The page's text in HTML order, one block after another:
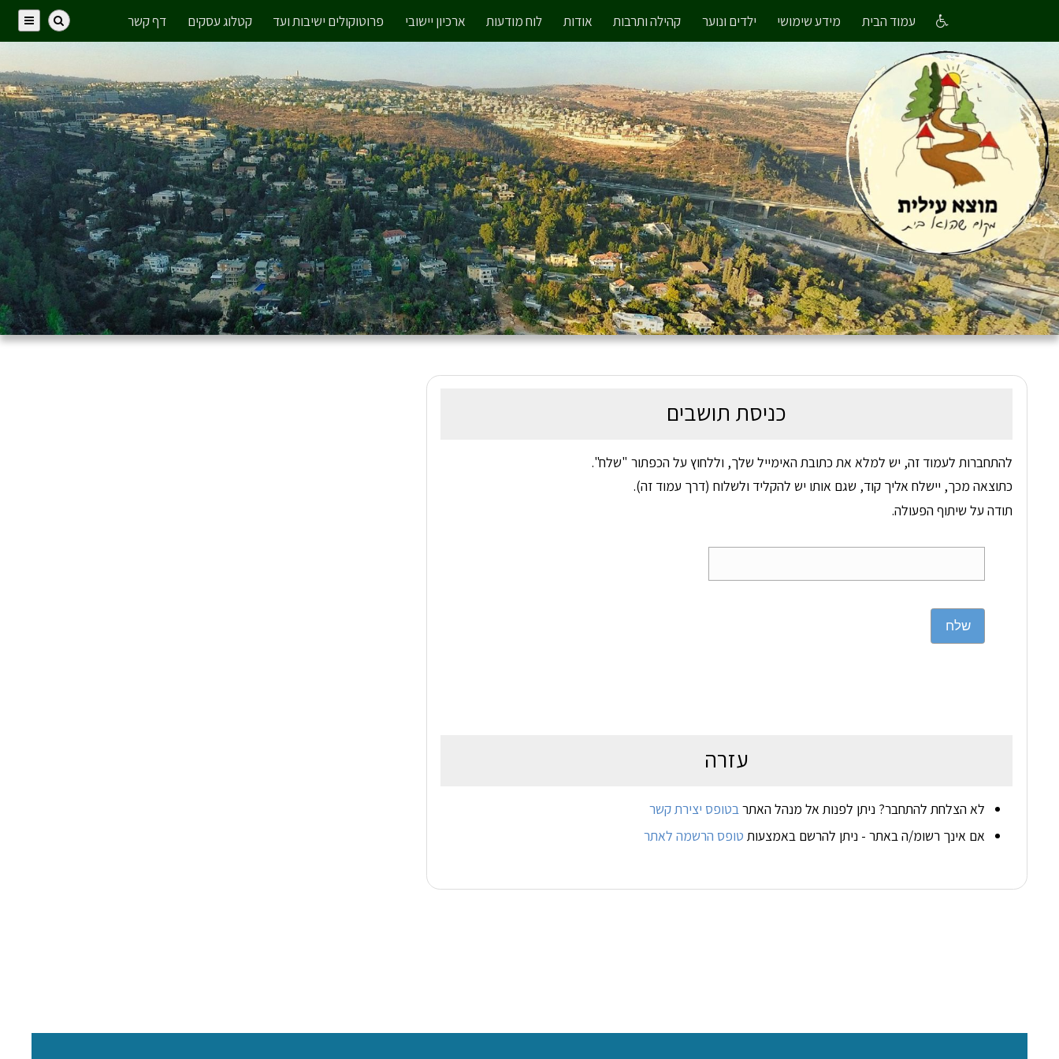
עמוד הבית מידע שימושי ילדים ונוער קהילה ותרבות אודות לוח מודעות ארכיון יישובי פרוטוקולים ישיבות ועד קטלוג עסקים דף קשר
כניסת תושבים
להתחברות לעמוד זה, יש למלא את כתובת האימייל שלך, וללחוץ על הכפתור "שלח".
כתוצאה מכך, יישלח אליך קוד, שגם אותו יש להקליד ולשלוח (דרך עמוד זה).
תודה על שיתוף הפעולה.
שלח
עזרה
לא הצלחת להתחבר? ניתן לפנות אל מנהל האתרבטופס יצירת קשר
אם אינך רשומ/ה באתר - ניתן להרשם באמצעות טופס הרשמה לאתר